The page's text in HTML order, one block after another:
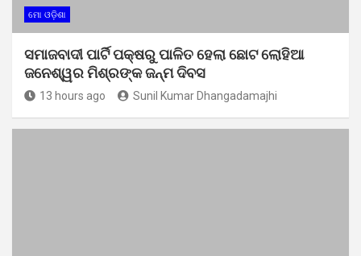
ମୋ ଓଡ଼ିଶା
ସମାଜବାଦୀ ପାର୍ଟି ପକ୍ଷରୁ ପାଳିତ ହେଲା ଛୋଟ ଲୋହିଆ
ଜନେଶ୍ୱର ମିଶ୍ରଙ୍କ ଜନ୍ମ ଦିବସ
13 hours ago Sunil Kumar Dhangadamajhi